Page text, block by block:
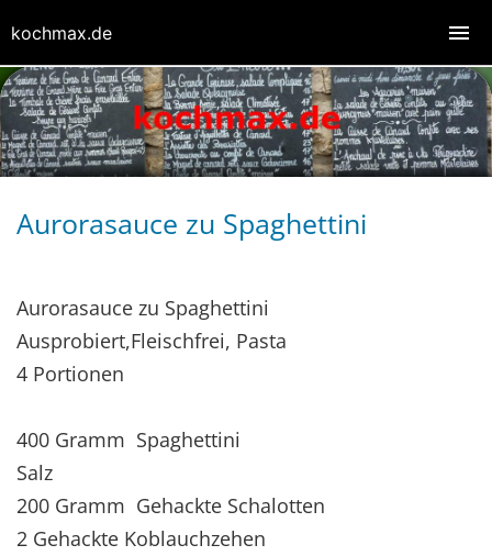
Aurorasauce zu Spaghettini
Aurorasauce zu Spaghettini
Ausprobiert,Fleischfrei, Pasta
4 Portionen
400 Gramm Spaghettini
Salz
200 Gramm Gehackte Schalotten
2 Gehackte Koblauchzehen
kochmax.de